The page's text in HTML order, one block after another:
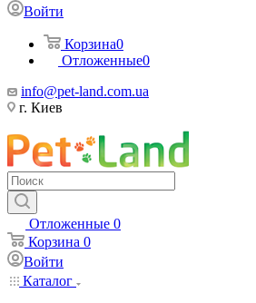
Войти
Корзина0
Отложенные0
info@pet-land.com.ua
г. Киев
Отложенные 0
Корзина 0
Войти
Каталог